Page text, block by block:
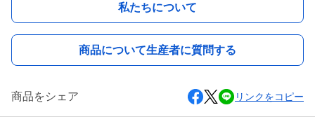
私たちについて
商品について生産者に質問する
商品をシェア リンクをコピー